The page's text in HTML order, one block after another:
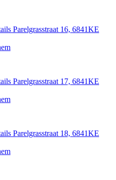
Parelgrasstraat 16, 6841KE
Parelgrasstraat 17, 6841KE
Parelgrasstraat 18, 6841KE